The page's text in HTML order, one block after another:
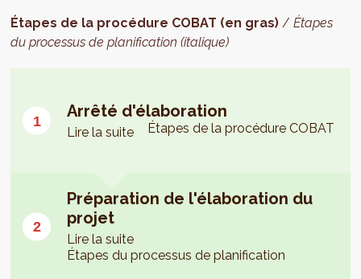
Étapes de la procédure COBAT (en gras) /Étapes
du processus de planification (italique)
Arrêté d'élaboration
Lire la suite Étapes de la procédure COBAT
Préparation de l'élaboration du
projet
Lire la suite
Étapes du processus de planification